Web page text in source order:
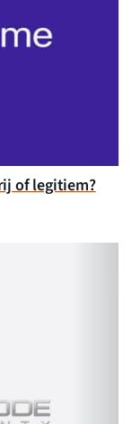
of legitiem?